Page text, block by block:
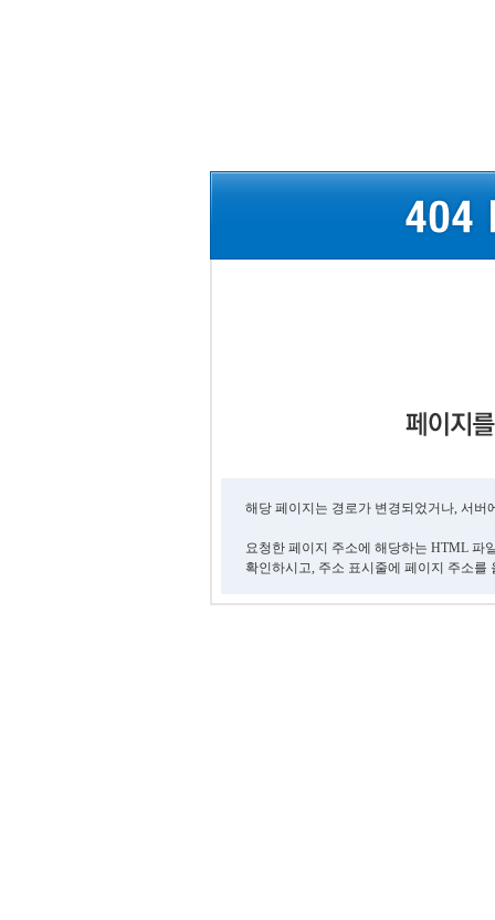
해당 페이지는 경로가 변경되었거나, 서
요청한 페이지 주소에 해당하는 HTML 파
확인하시고, 주소 표시줄에 페이지 주소